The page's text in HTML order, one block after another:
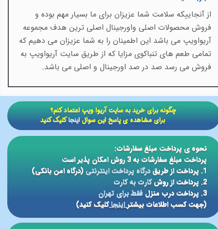
از آنجاییکه سلامت شما عزیزان برای ما بسیار مهم بوده و
فروش محصولات اصلی واورجینال اصلی ترین هدف مجموعه
آریواویپ می باشد این اطمینان را به شما عزیزان می دهیم که
تمامی طعم های تنباکوی مزایا که از طریق سایت آریواویپ به
فروش می رسد صد در صد اورجینال و اصلی می باشد.
نحوه ی پرداخت مبلغ سفارشات:
پرداخت مبلغ سفارشات به 3 روش امکان پذیر است
1. پرداخت از طریق
درگاه پرداخت اینترنتی(درگاه امن بانکی)
2. پرداخت از روش
کارت به کارت
3. پرداخت درب منزل
فقط برای تهران
(جهت کسب اطلاعات بیشتر اینجاکلیک کنید)
​​چگونه برای خرید به سایت آریوا ویپ اعتماد کنم؟
برای مشاهده ی پاسخ این سوالاینجاکلیک کنید